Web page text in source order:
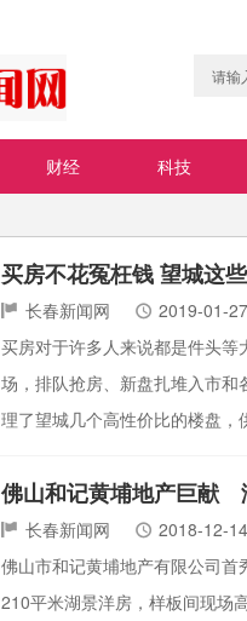
财经
科技
买房不花冤枉钱 望城这
长春新闻网
2019-01-27
买房对于许多人来说都是件头
场，排队抢房、新盘扎堆入市
理了望城几个高性价比的楼盘
佛山和记黄埔地产巨献
长春新闻网
2018-12-14
佛山市和记黄埔地产有限公司
210平米湖景洋房，样板间现场